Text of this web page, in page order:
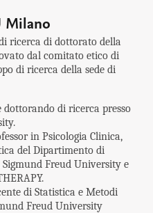
Milano
ricerca di dottorato della
dal comitato etico di
di ricerca della sede di
dottorando di ricerca presso
in Psicologia Clinica,
del Dipartimento di
Freud University e
di Statistica e Metodi
Freud University